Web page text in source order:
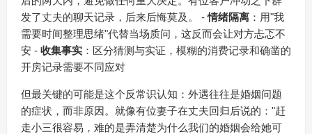
发了丈夫的聊天记录，后来后悔莫及。 -情绪隔离：用"我
需要时间整理思绪"代替当场质问，这反而会让对方忐忑不
安 - 收集事实：区分猜测与实证，模糊的消费记录和确凿的
开房记录需要不同应对
但最关键的可能是这个反常识认知：外遇往往是婚姻问题
的症状，而非原因。就像有位妻子在丈夫回归后说的："赶
走小三很容易，难的是弄清楚为什么我们的婚姻会给她可